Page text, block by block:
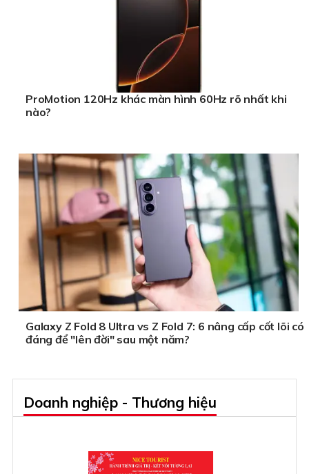
ProMotion 120Hz khác màn hình 60Hz rõ nhất khi
nào?
Galaxy Z Fold 8 Ultra vs Z Fold 7: 6 nâng cấp cốt lõi có
đáng để "lên đời" sau một năm?
Doanh nghiệp - Thương hiệu